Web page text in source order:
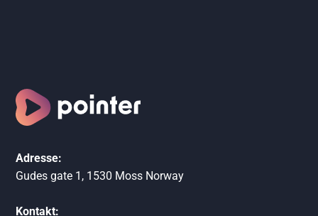
Adresse:
Gudes gate 1, 1530 Moss Norway
Kontakt: